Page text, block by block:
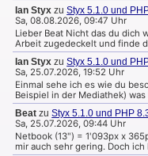
Ian Styx zuStyx 5.1.0 und
Sa, 08.08.2026, 09:47 Uhr
Lieber Beat Nicht das du dich
Arbeit zugedeckelt und finde
Ian Styx zuStyx 5.1.0 und
Sa, 25.07.2026, 19:52 Uhr
Einmal sehe ich es wie du
Beispiel in der Mediathek)
Beat zuStyx 5.1.0 und PHP
Sa, 25.07.2026, 09:44 Uhr
Netbook (13") = 1'093px x
mir auch sehr gering. Doch ich